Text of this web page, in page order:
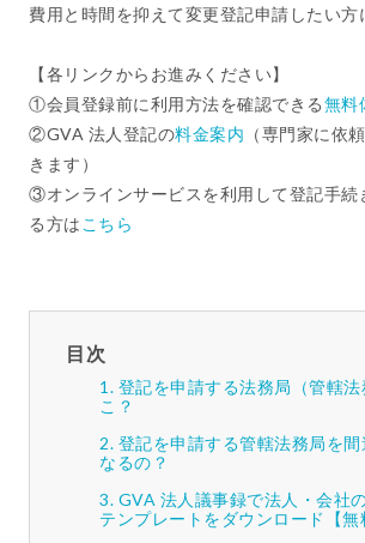
費用と時間を抑えて変更登記申請したい方
【各リンクからお進みください】
①会員登録前に利用方法を確認できる無料
②GVA 法人登記の料金案内 （専門家に依
きます）
③オンラインサービスを利用して登記手続
る方は こちら
目次
登記を申請する法務局（管轄
こ？
登記を申請する管轄法務局を間
なるの？
GVA 法人議事録で法人・会社
テンプレートをダウンロード【無